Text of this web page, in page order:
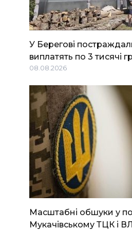
У Берегові
виплатять по 3 тисячі
08.08.2026
Масштабні обшуки у
Мукачівському ТЦК і